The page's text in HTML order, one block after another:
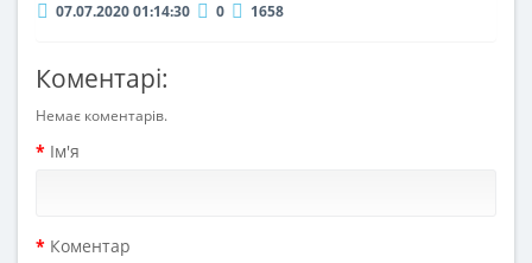
07.07.2020 01:14:30 0 1658
Коментарі:
Немає коментарів.
Ім'я
Коментар